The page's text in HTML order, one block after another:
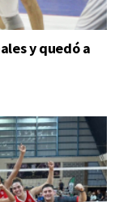
y quedó a